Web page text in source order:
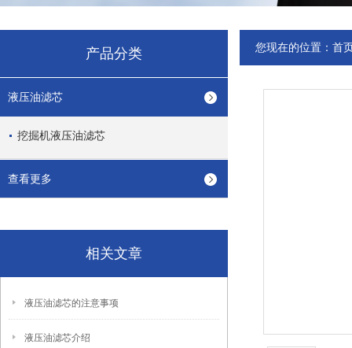
产品分类
液压油滤芯
挖掘机液压油滤芯
查看更多
相关文章
液压油滤芯的注意事项
液压油滤芯介绍
您现在的位置： 首